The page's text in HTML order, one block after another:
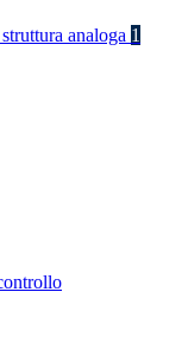
analoga 1